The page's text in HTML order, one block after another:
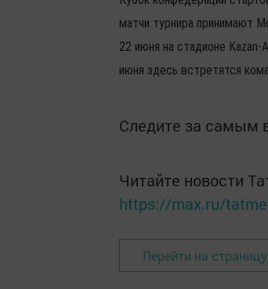
матчи турнира принимают
22 июня на стадионе
июня здесь встретятся
Следите за самым
Читайте новости
https://max.ru/
Перейти на